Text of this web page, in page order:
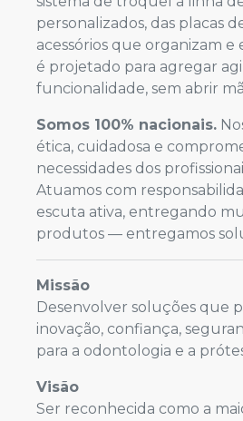
personalizados, das placas
acessórios que organizam
é projetado para agregar
funcionalidade, sem abrir
Somos 100% nacionais.
ética, cuidadosa e
necessidades dos
Atuamos com
escuta ativa, entregando
produtos — entregamos
Missão
Desenvolver soluções que
inovação, confiança,
para a odontologia e a
Visão
Ser reconhecida como a